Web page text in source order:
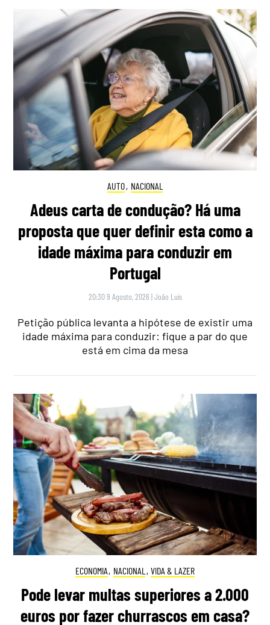
AUTO, NACIONAL
Adeus carta de condução? Há uma
proposta que quer definir esta como a
idade máxima para conduzir em
Portugal
20:30 9 Agosto, 2026 |João Luís
Petição pública levanta a hipótese de existir uma
idade máxima para conduzir: fique a par do que
está em cima da mesa
ECONOMIA, NACIONAL , VIDA & LAZER
Pode levar multas superiores a 2.000
euros por fazer churrascos em casa?